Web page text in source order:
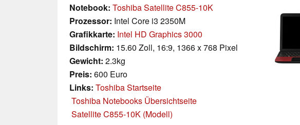
Notebook: Toshiba Satellite C855-10K
Prozessor: Intel Core i3 2350M
Grafikkarte: Intel HD Graphics 3000
Bildschirm: 15.60 Zoll, 16:9, 1366 x 768 Pixel
Gewicht: 2.3kg
Preis: 600 Euro
Links: Toshiba Startseite
Toshiba Notebooks Übersichtseite
Satellite C855-10K (Modell)